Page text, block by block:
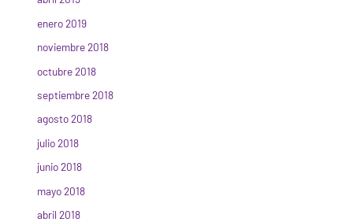
enero 2019
noviembre 2018
octubre 2018
septiembre 2018
agosto 2018
julio 2018
junio 2018
mayo 2018
abril 2018